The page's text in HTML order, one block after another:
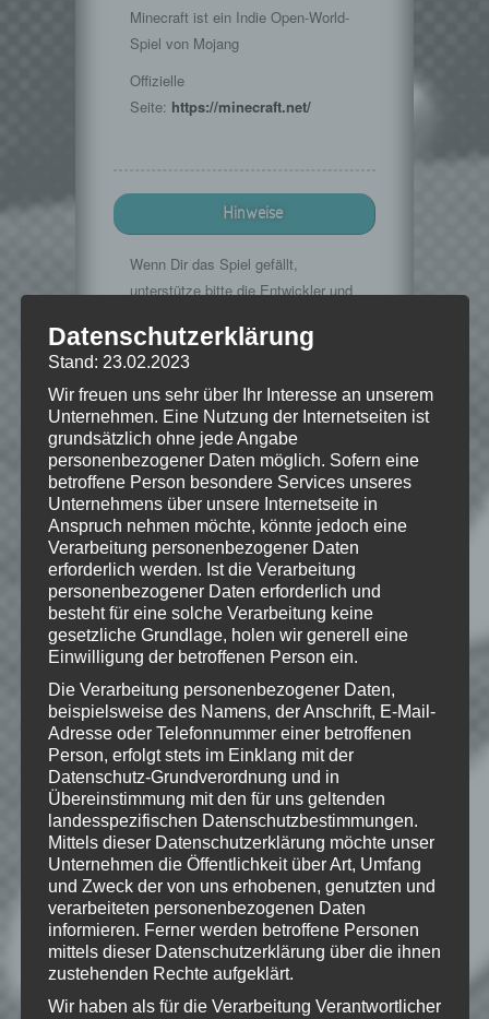
Minecraft ist ein Indie Open-World-
Spiel von Mojang
Offizielle
Seite: https://minecraft.net/
Hinweise
Wenn Dir das Spiel gefällt,
unterstütze bitte die Entwickler und
Mojang:https://minecraft.net/
© 2009-2015. "Minecraft" is a trademark
of Mojang AB
Wie gefällt dir dieser Beitrag?
Klicke hier und lasse
eine Bewertung da!
Schreibe einen Kommentar
Deine E-Mail-Adresse wird nicht
veröffentlicht. Erforderliche Felder
sind mit markiert
Kommentar*
Datenschutzerklärung
Stand: 23.02.2023
Wir freuen uns sehr über Ihr Interesse an unserem
Unternehmen. Eine Nutzung der Internetseiten ist
grundsätzlich ohne jede Angabe
personenbezogener Daten möglich. Sofern eine
betroffene Person besondere Services unseres
Unternehmens über unsere Internetseite in
Anspruch nehmen möchte, könnte jedoch eine
Verarbeitung personenbezogener Daten
erforderlich werden. Ist die Verarbeitung
personenbezogener Daten erforderlich und
besteht für eine solche Verarbeitung keine
gesetzliche Grundlage, holen wir generell eine
Einwilligung der betroffenen Person ein.
Die Verarbeitung personenbezogener Daten,
beispielsweise des Namens, der Anschrift, E-Mail-
Adresse oder Telefonnummer einer betroffenen
Person, erfolgt stets im Einklang mit der
Datenschutz-Grundverordnung und in
Übereinstimmung mit den für uns geltenden
landesspezifischen Datenschutzbestimmungen.
Mittels dieser Datenschutzerklärung möchte unser
Unternehmen die Öffentlichkeit über Art, Umfang
und Zweck der von uns erhobenen, genutzten und
verarbeiteten personenbezogenen Daten
informieren. Ferner werden betroffene Personen
mittels dieser Datenschutzerklärung über die ihnen
zustehenden Rechte aufgeklärt.
Wir haben als für die Verarbeitung Verantwortlicher